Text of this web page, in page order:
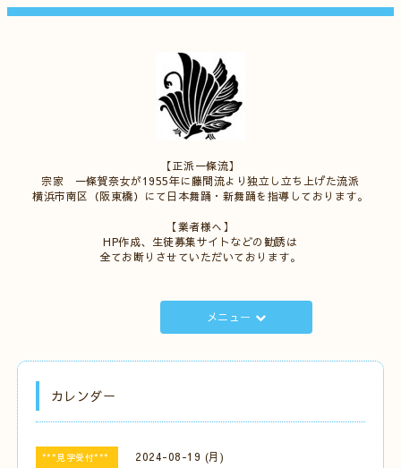
【正派一條流】
宗家 一條賀奈女が1955年に藤間流より独立し立ち上げた流派
横浜市南区（阪東橋）にて日本舞踊・新舞踊を指導しております。
【業者様へ】
HP作成、生徒募集サイトなどの勧誘は
全てお断りさせていただいております。
メニュー
カレンダー
***見学受付*** 2024-08-19 (月)